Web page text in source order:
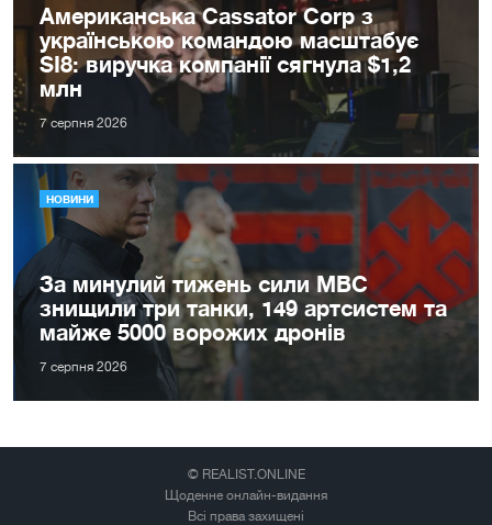
Американська Cassator Corp з
українською командою масштабує
SI8: виручка компанії сягнула $1,2
млн
7 серпня 2026
НОВИНИ
За минулий тижень сили МВС
знищили три танки, 149 артсистем та
майже 5000 ворожих дронів
7 серпня 2026
© REALIST.ONLINE
Щоденне онлайн-видання
Всі права захищені